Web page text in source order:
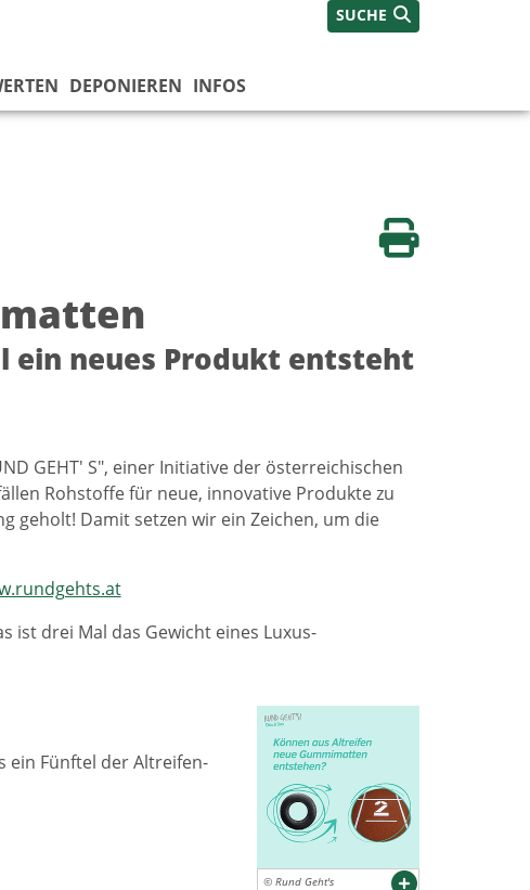
SUCHE
DEPONIEREN INFOS
Seite drucken
ein neues Produkt entsteht
GEHT' S", einer Initiative der österreichischen
Rohstoffe für neue, innovative Produkte zu
geholt! Damit setzen wir ein Zeichen, um die
ist drei Mal das Gewicht eines Luxus-
© Rund Geht's
ein Fünftel der Altreifen-